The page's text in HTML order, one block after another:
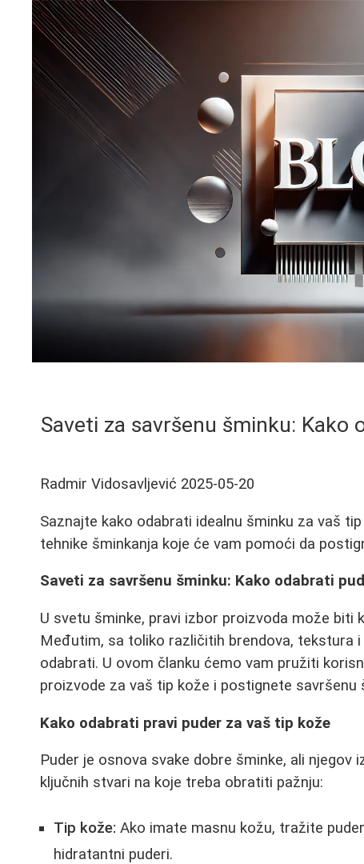
Saveti za savršenu šminku: Kako
Radmir Vidosavljević 2025-05-20
Saznajte kako odabrati idealnu šminku za vaš
tehnike šminkanja koje će vam pomoći da
Saveti za savršenu šminku: Kako odabrati
U svetu šminke, pravi izbor proizvoda može biti
Međutim, sa toliko različitih brendova,
odabrati. U ovom članku ćemo vam pružiti
proizvode za vaš tip kože i postignete savršenu
Kako odabrati pravi puder za vaš tip kože
Puder je osnova svake dobre šminke, ali njegov
ključnih stvari na koje treba obratiti pažnju:
Tip kože: Ako imate masnu kožu, tražite
hidratantni puderi.